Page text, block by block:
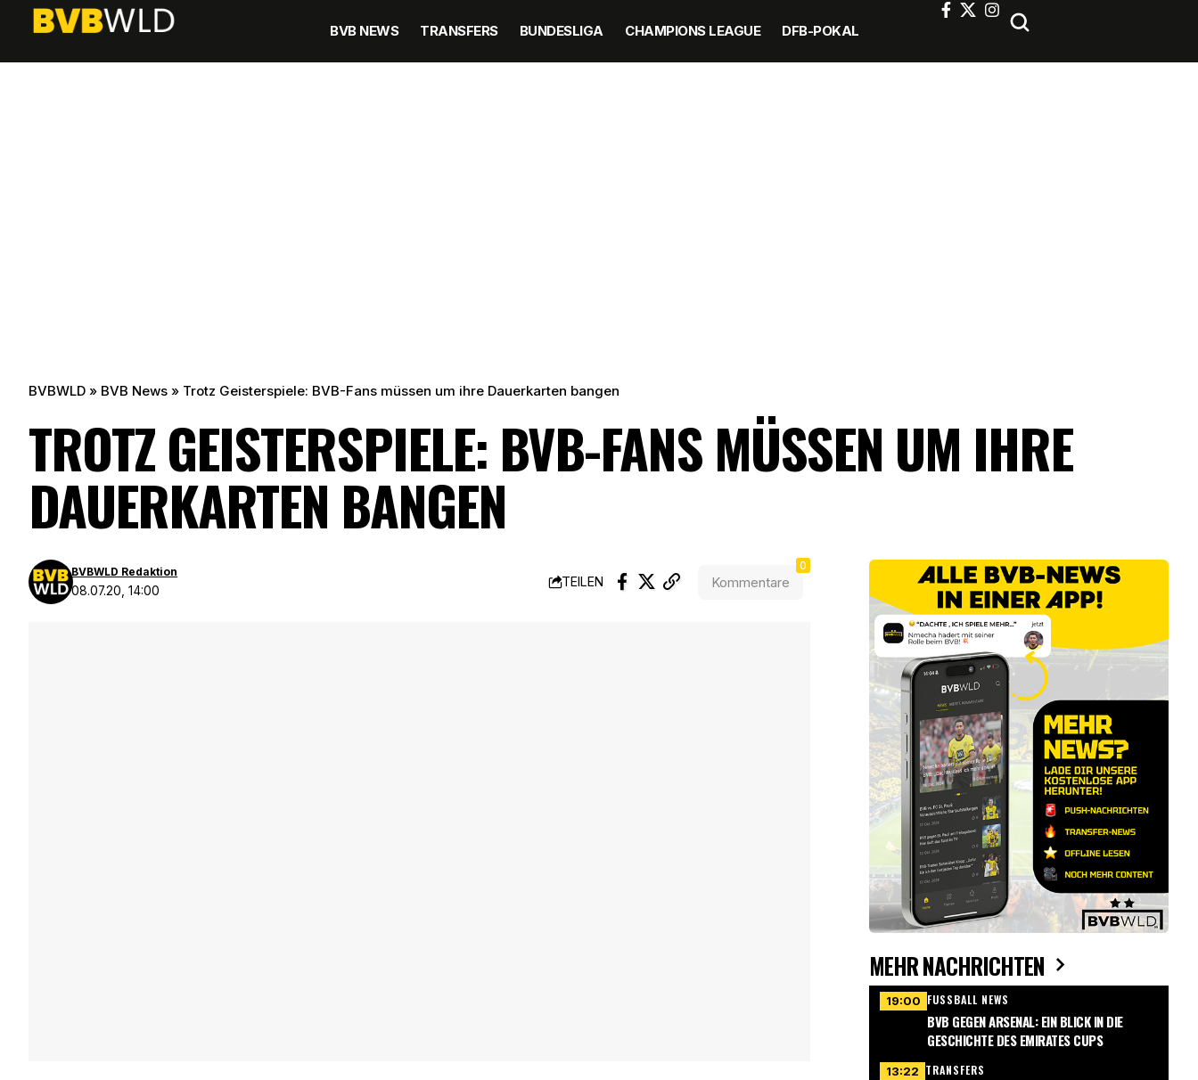
BVB NEWS TRANSFERS BUNDESLIGA CHAMPIONS LEAGUE DFB-POKAL
BVBWLD » BVB News » Trotz Geisterspiele: BVB-Fans müssen um ihre Dauerkarten bangen
TROTZ GEISTERSPIELE: BVB-FANS MÜSSEN UM IHRE
DAUERKARTEN BANGEN
08.07.20, 14:00
BVBWLD Redaktion
TEILEN Kommentare
0
MEHR NACHRICHTEN
19:00 FUSSBALL NEWS
BVB GEGEN ARSENAL: EIN BLICK IN DIE
GESCHICHTE DES EMIRATES CUPS
13:22 TRANSFERS